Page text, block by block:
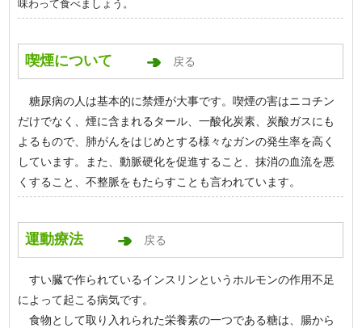
味わって食べましょう。
喫煙について 戻る
糖尿病の人は基本的に禁煙が大事です。喫煙の害はニコチン
だけでなく、煙に含まれるタール、一酸化炭素、炭酸ガスにも
よるもので、肺がんをはじめとする様々なガンの発生率を高く
しています。また、動脈硬化を促進すること、抹消の血流を悪
くすること、不整脈をもたらすことも言われています。
運動療法 戻る
すい臓で作られているインスリンというホルモンの作用不足
によって起こる病気です。
食物として取り入れられた栄養素の一つである糖は、腸から